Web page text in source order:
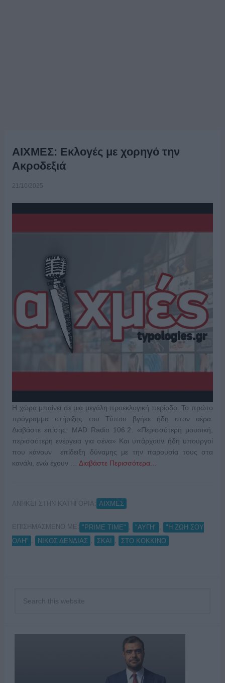
ΑΙΧΜΕΣ: Εκλογές με χορηγό την
Ακροδεξιά
21/10/2025
Η χώρα μπαίνει σε μια μεγάλη προεκλογική περίοδο. Το πρώτο
πρόγραμμα στήριξης του Τύπου βγήκε ήδη στον αέρα.
Διαβάστε επίσης: MAD Radio 106.2: «Περισσότερη μουσική,
περισσότερη ενέργεια για σένα» Και υπάρχουν ήδη υπουργοί
που κάνουν επίδειξη δύναμης με την παρουσία τους στα
κανάλι, ενώ έχουν … Διαβάστε Περισσότερα...
ΑΝΗΚΕΙ ΣΤΗΝ ΚΑΤΗΓΟΡΙΑ: ΑΙΧΜΕΣ
ΕΠΙΣΗΜΑΣΜΕΝΟ ΜΕ: "PRIME TIME" "ΑΥΓΗ"
"Η ΖΩΗ ΣΟΥ
ΟΛΗ"
ΝΙΚΟΣ ΔΕΝΔΙΑΣ ΣΚΑΙ ΣΤΟ ΚΟΚΚΙΝΟ